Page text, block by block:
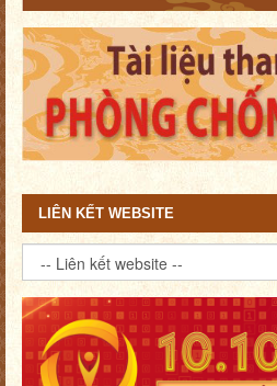
LIÊN KẾT WEBSITE